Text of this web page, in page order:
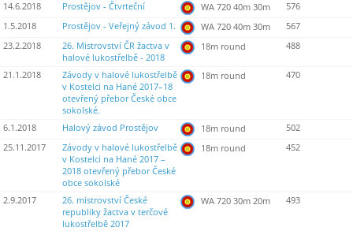
14.6.2018
Prostějov - Čtvrteční WA 720 40m 30m
576
1.5.2018
Prostějov - Veřejný závod 1. WA 720 40m 30m
567
23.2.2018
26. Mistrovství ČR žactva v
halové lukostřelbě - 2018
18m round 488
21.1.2018
Závody v halové lukostřelbě
v Kostelci na Hané 2017–18
otevřený přebor České obce
sokolské.
18m round 470
6.1.2018 Halový závod Prostějov 18m round
502
25.11.2017
Závody v halové lukostřelbě
v Kostelci na Hané 2017 –
2018 otevřený přebor České
obce sokolské
18m round 452
2.9.2017
26. mistrovství České
republiky žactva v terčové
lukostřelbě 2017
WA 720 30m 20m 493